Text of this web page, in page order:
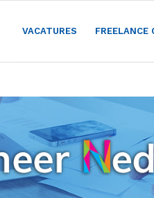
VACATURES FREELANCE